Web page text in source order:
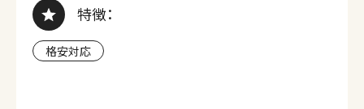
特徴：
格安対応